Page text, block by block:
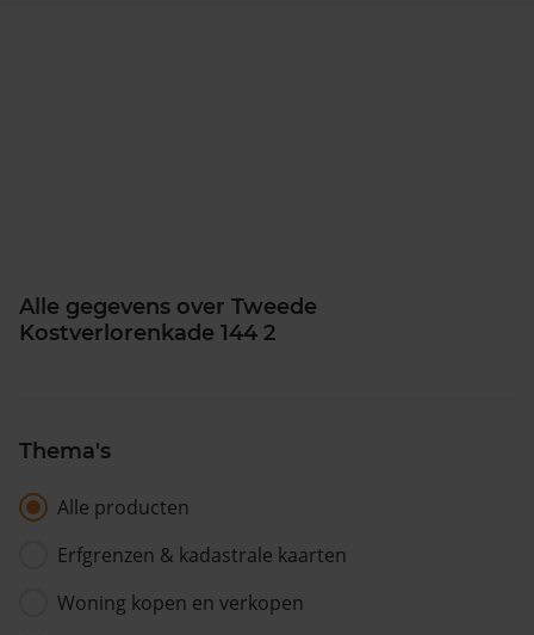
Alle gegevens over Tweede
Kostverlorenkade 144 2
Thema's
Alle producten
Erfgrenzen & kadastrale kaarten
Woning kopen en verkopen